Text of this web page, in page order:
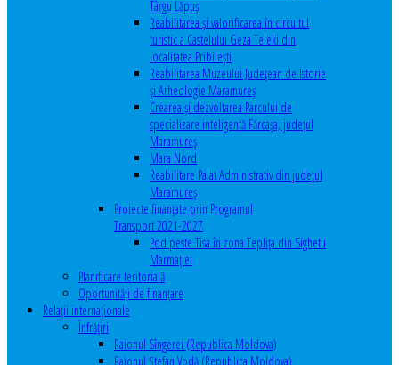
Târgu Lăpuș
Reabilitarea și valorificarea în circuitul
turistic a Castelului Geza Teleki din
localitatea Pribilești
Reabilitarea Muzeului Județean de Istorie
și Arheologie Maramureș
Crearea și dezvoltarea Parcului de
specializare inteligentă Fărcașa, județul
Maramureș
Mara Nord
Reabilitare Palat Administrativ din județul
Maramureș
Proiecte finanțate prin Programul
Transport 2021-2027
Pod peste Tisa în zona Teplița din Sighetu
Marmației
Planificare teritorială
Oportunităţi de finanţare
Relaţii internaţionale
Înfrăţiri
Raionul Sîngerei (Republica Moldova)
Raionul Ștefan Vodă (Republica Moldova)